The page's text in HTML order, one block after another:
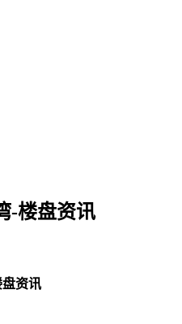
-楼盘资讯
资讯